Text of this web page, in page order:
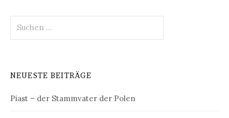
nach:
NEUESTE BEITRÄGE
Piast – der Stammvater der Polen